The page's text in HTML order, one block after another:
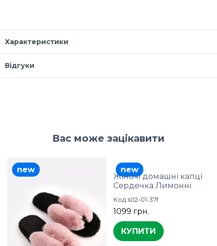
Характеристики
Відгуки
Вас може зацікавити
new
Жіночі домашні капці
Сердечка Лимонні
Код s02-01-37f
1099 грн.
new
КУПИТИ